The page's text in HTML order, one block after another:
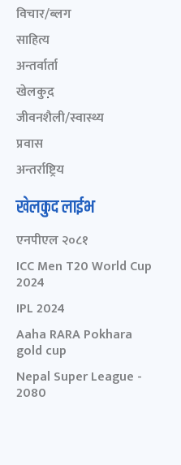
विचार/ब्लग
साहित्य
अन्तर्वार्ता
खेलकुद़़
जीवनशैली/स्वास्थ्य
प्रवास
अन्तर्राष्ट्रिय
खेलकुद लाईभ
एनपीएल २०८१
ICC Men T20 World Cup
2024
IPL 2024
Aaha RARA Pokhara
gold cup
Nepal Super League -
2080